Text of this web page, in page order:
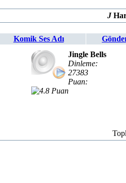
J
Komik Ses Adı
Jingle Bells
Dinleme:
27383
Puan: